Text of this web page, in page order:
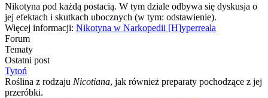
Nikotyna pod każdą postacią. W tym dziale odbywa się dyskusja o
jej efektach i skutkach ubocznych (w tym: odstawienie).
Więcej informacji: Nikotyna w Narkopedii [H]yperreala
Forum
Tematy
Ostatni post
Tytoń
Roślina z rodzaju Nicotiana, jak również preparaty pochodzące z jej
przeróbki.